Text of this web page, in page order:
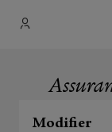
Modifier